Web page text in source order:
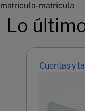
matricula-matricula
Lo
Cuentas y